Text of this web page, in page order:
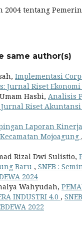
tentang
same author(s)
Implementasi
Jurnal Riset
Hasbi, Analisis
Jurnal Riset
Laporan
Mojoagung ,
Rizal Dwi Sulistio,
Baru , SNEB :
2024
Wahyudah,
INDUSTRI 4.0 ,
2022